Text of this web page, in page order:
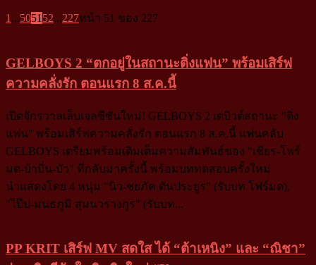
1 ...5051 52...227หน้า 51 ของ 227
GELBOYS 2 “ตกอยู่ในสถานะติ่งแฟน” พร้อมเสิร์ฟ
ความคลั่งรัก ตอนแรก 8 ส.ค.นี้
เปิดจักรวาลเล็บเจลซีซันใหม่! GELBOYS 2 เดบิวต์สถานะ "ติ่ง
แฟน" พร้อมเสิร์ฟความคลั่งรัก ตอนแรก 8 ส.ค.นี้ แฟนคลับ
GELBOYS เตรียมพร้อมเติมเต็มความสัมพันธ์ของ "เชียร-โฟร์
มด-บ้าบิ่น-บัว" ที่กลับมาครั้งนี้ พร้อมบททดสอบครั้งใหม่
นำแสดงโดย 4 หนุ่ม "นิว-ชยภัค ตันประยูร" (รับบท โฟร์มด),
"ไป๊ป-มนธภูมิ สุมนวรางกูร" (รับบท...
PP KRIT เสิร์ฟ MV สดใส ได้ “ต้าเหนิง” และ “ณิชา”